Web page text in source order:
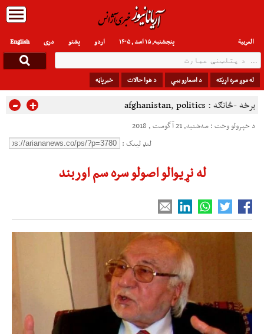
English دری پشتو العربیة اردو پنجشنبه, ۱۵ اسد , ۱۴۰۵
له موږ سره اړیکه د اسعارو بیې د هوا حالات خبرپاڼه
برخه -څانګه : afghanistan, politics
- +
د خپرولو وخت : سه‌شنبه, 21 آگوست , 2018
لنډ لینک :
له نړیوالو اصولو سره سم اوربند